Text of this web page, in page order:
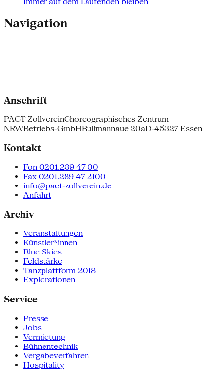
Navigation
Anschrift
PACT ZollvereinChoreographisches Zentrum
NRWBetriebs-GmbHBullmannaue 20aD-45327 Essen
Kontakt
Fon 0201.289 47 00
Fax 0201.289 47 2100
info@pact-zollverein.de
Anfahrt
Archiv
Veranstaltungen
Künstler*innen
Blue Skies
Feldstärke
Tanzplattform 2018
Explorationen
Service
Presse
Jobs
Vermietung
Bühnentechnik
Vergabeverfahren
Hospitality